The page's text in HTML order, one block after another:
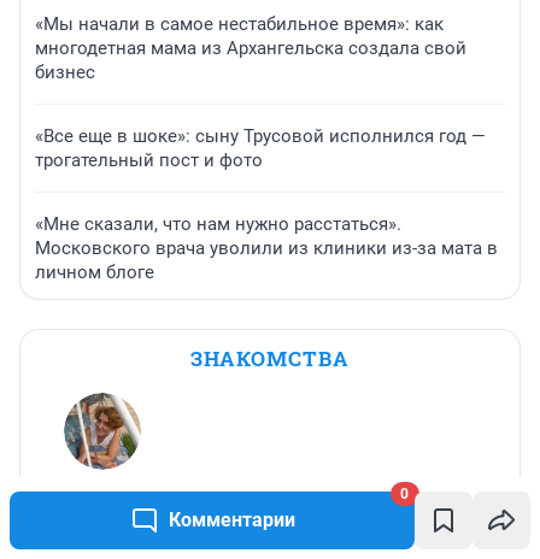
Комментарии
0
РЕКОМЕНДУЕМ
«Меня бесила моя роль»: как сегодня
дочек»
15 часов 6 173 1
«следователя на золотом Lexus» после скандала в
Екатеринбурге
«Мы начали в самое нестабильное время»: как
многодетная мама из Архангельска создала свой
«Все еще в шоке»: сыну Трусовой исполнился год —
трогательный пост и фото
«Мне сказали, что нам нужно расстаться».
Московского врача уволили из клиники из-за мата в
личном блоге